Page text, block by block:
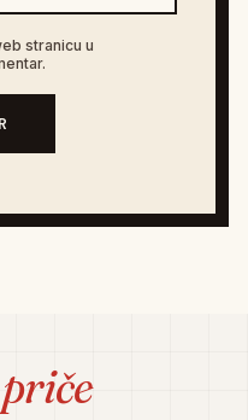
stranicu u